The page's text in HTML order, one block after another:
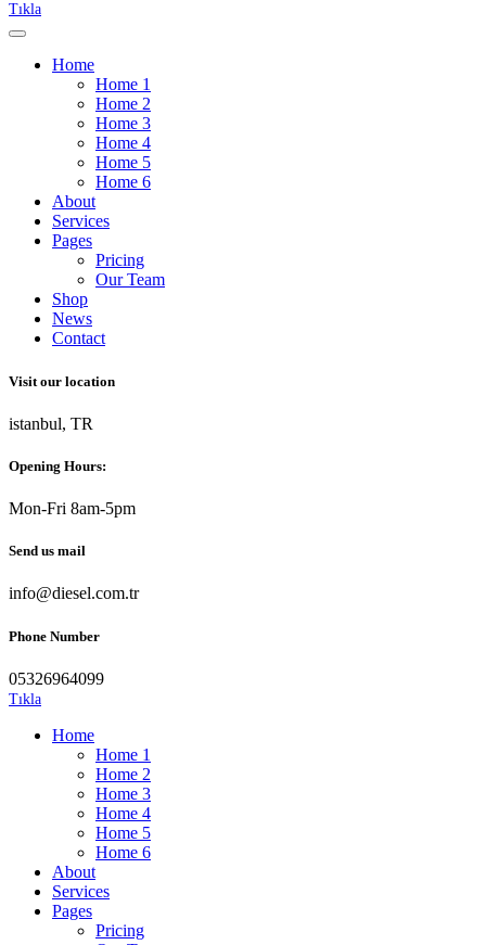
Tıkla
Home
Home 1
Home 2
Home 3
Home 4
Home 5
Home 6
About
Services
Pages
Pricing
Our Team
Shop
News
Contact
Visit our location
istanbul, TR
Opening Hours:
Mon-Fri 8am-5pm
Send us mail
info@diesel.com.tr
Phone Number
05326964099
Tıkla
Home
Home 1
Home 2
Home 3
Home 4
Home 5
Home 6
About
Services
Pages
Pricing